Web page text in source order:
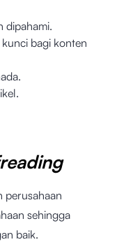
dipahami.
bagi konten
perusahaan
sehingga
baik.